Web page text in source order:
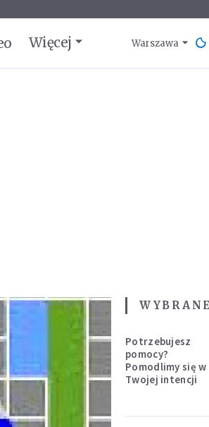
Więcej Warszawa
Potrzebujesz
pomocy?
Pomodlimy się w
Twojej intencji